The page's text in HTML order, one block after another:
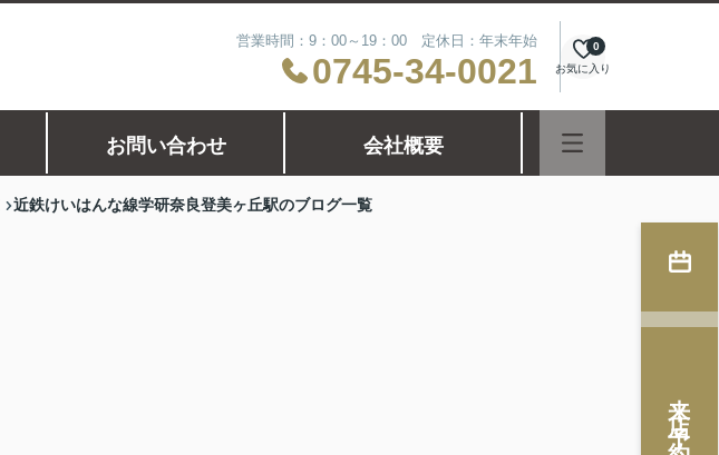
営業時間：9：00～19：00 定休日：年末年始
0745-34-0021 お気に入り
0
お問い合わせ 会社概要
近鉄けいはんな線学研奈良登美ヶ丘駅のブログ一覧
来店予約